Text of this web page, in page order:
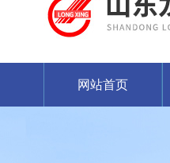
网站首页